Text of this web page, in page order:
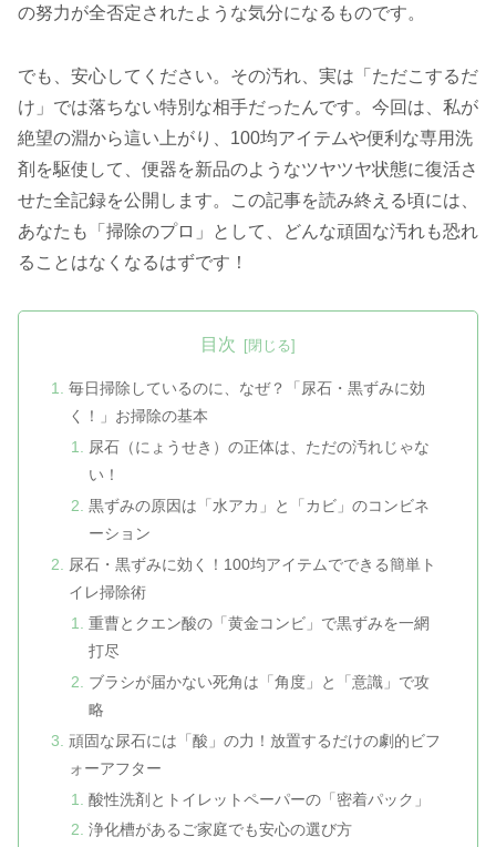
の努力が全否定されたような気分になるものです。
でも、安心してください。その汚れ、実は「ただこするだ
け」では落ちない特別な相手だったんです。今回は、私が
絶望の淵から這い上がり、100均アイテムや便利な専用洗
剤を駆使して、便器を新品のようなツヤツヤ状態に復活さ
せた全記録を公開します。この記事を読み終える頃には、
あなたも「掃除のプロ」として、どんな頑固な汚れも恐れ
ることはなくなるはずです！
目次
毎日掃除しているのに、なぜ？「尿石・黒ずみに効
く！」お掃除の基本
尿石（にょうせき）の正体は、ただの汚れじゃな
い！
黒ずみの原因は「水アカ」と「カビ」のコンビネ
ーション
尿石・黒ずみに効く！100均アイテムでできる簡単ト
イレ掃除術
重曹とクエン酸の「黄金コンビ」で黒ずみを一網
打尽
ブラシが届かない死角は「角度」と「意識」で攻
略
頑固な尿石には「酸」の力！放置するだけの劇的ビフ
ォーアフター
酸性洗剤とトイレットペーパーの「密着パック」
浄化槽があるご家庭でも安心の選び方